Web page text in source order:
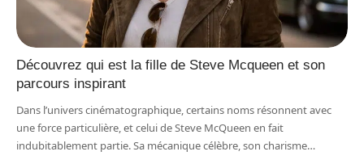
Découvrez qui est la fille de Steve Mcqueen et son
parcours inspirant
Dans l’univers cinématographique, certains noms résonnent avec
une force particulière, et celui de Steve McQueen en fait
indubitablement partie. Sa mécanique célèbre, son charisme…